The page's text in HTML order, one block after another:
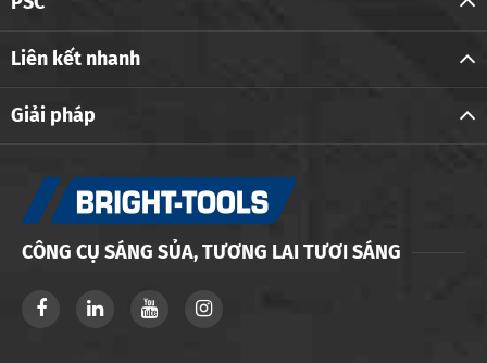
Liên kết nhanh
Giải pháp
CÔNG CỤ SÁNG SỦA, TƯƠNG LAI TƯƠI SÁNG